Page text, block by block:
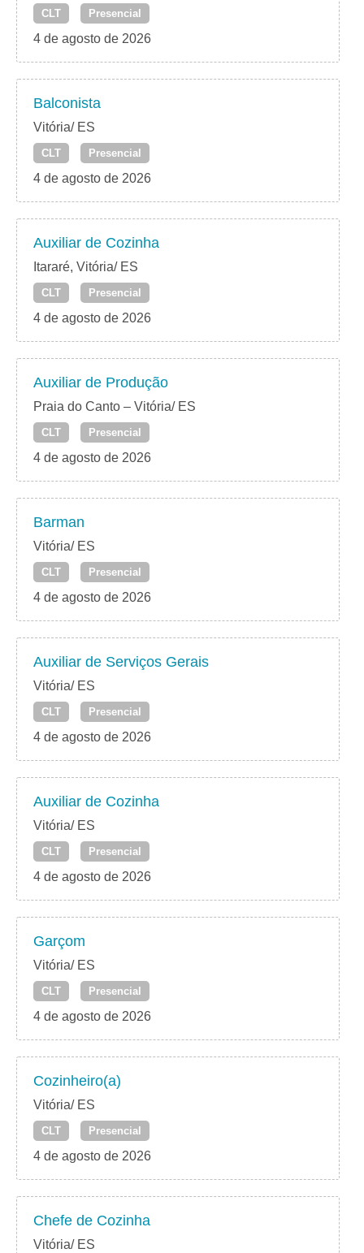
CLT Presencial
4 de agosto de 2026
Balconista
Vitória/ ES
CLT Presencial
4 de agosto de 2026
Auxiliar de Cozinha
Itararé, Vitória/ ES
CLT Presencial
4 de agosto de 2026
Auxiliar de Produção
Praia do Canto – Vitória/ ES
CLT Presencial
4 de agosto de 2026
Barman
Vitória/ ES
CLT Presencial
4 de agosto de 2026
Auxiliar de Serviços Gerais
Vitória/ ES
CLT Presencial
4 de agosto de 2026
Auxiliar de Cozinha
Vitória/ ES
CLT Presencial
4 de agosto de 2026
Garçom
Vitória/ ES
CLT Presencial
4 de agosto de 2026
Cozinheiro(a)
Vitória/ ES
CLT Presencial
4 de agosto de 2026
Chefe de Cozinha
Vitória/ ES